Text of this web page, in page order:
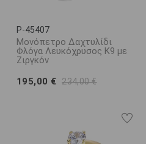
P-45407
Μονόπετρο Δαχτυλίδι
Φλόγα Λευκόχρυσος Κ9 με
Ζιργκόν
195,00 € 234,00 €